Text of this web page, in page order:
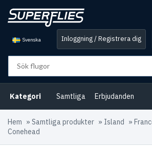
Svenska Inloggning / Registrera dig
Kategori Samtliga Erbjudanden
Hem » Samtliga produkter » Island »
Conehead